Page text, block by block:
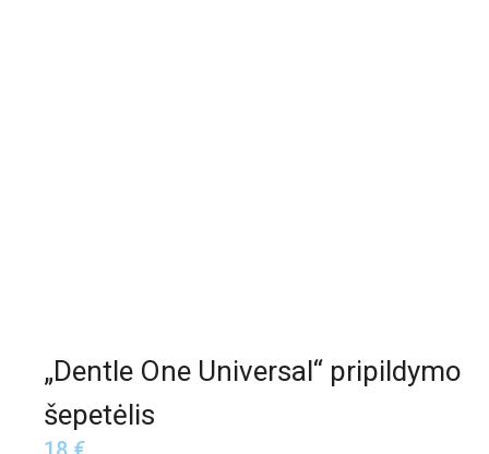
„Dentle One Universal“ pripildymo
šepetėlis